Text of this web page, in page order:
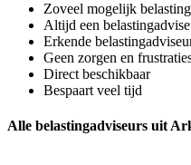
Zoveel mogelijk
Altijd een
Erkende
Geen zorgen en
Direct beschikbaar
Bespaart veel tijd
Alle belastingadviseurs uit